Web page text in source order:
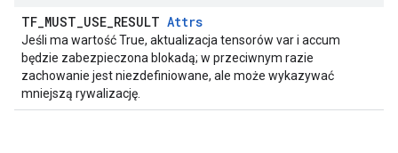
TF_MUST_USE_RESULT Attrs
Jeśli ma wartość True, aktualizacja tensorów var i accum
będzie zabezpieczona blokadą; w przeciwnym razie
zachowanie jest niezdefiniowane, ale może wykazywać
mniejszą rywalizację.